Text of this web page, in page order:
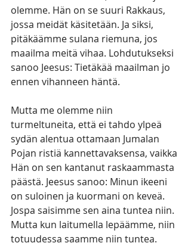
olemme. Hän on se suuri Rakkaus,
jossa meidät käsitetään. Ja siksi,
pitäkäämme sulana riemuna, jos
maailma meitä vihaa. Lohdutukseksi
sanoo Jeesus: Tietäkää maailman jo
ennen vihanneen häntä.
Mutta me olemme niin
turmeltuneita, että ei tahdo ylpeä
sydän alentua ottamaan Jumalan
Pojan ristiä kannettavaksensa, vaikka
Hän on sen kantanut raskaammasta
päästä. Jeesus sanoo: Minun ikeeni
on suloinen ja kuormani on keveä.
Jospa saisimme sen aina tuntea niin.
Mutta kun laitumella lepäämme, niin
totuudessa saamme niin tuntea.